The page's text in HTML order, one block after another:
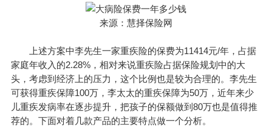
来源：慧择保险网
上述方案中李先生一家重疾险的保费为11414元/年，占据
家庭年收入的2.28%，相对来说重疾险占据保险规划中的大
头，考虑到经济上的压力，这个比例也是较为合理的。李先生
可获得重疾保障100万，李太太的重疾保障为50万，近年来少
儿重疾发病率在逐步提升，把孩子的保额做到80万也是值得推
荐的。下面对着几款产品的主要特点做一个分析。